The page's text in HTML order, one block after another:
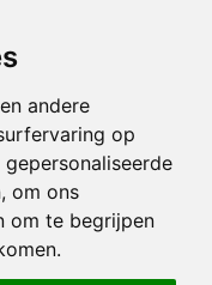
andere
op
om ons
om te begrijpen